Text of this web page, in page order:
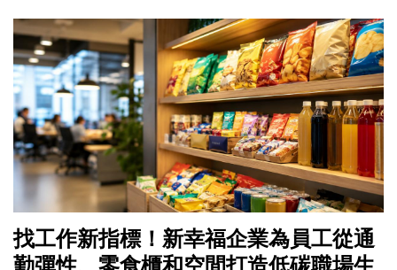
找工作新指標！新幸福企業為員工從通
勤彈性、零食櫃和空間打造低碳職場生